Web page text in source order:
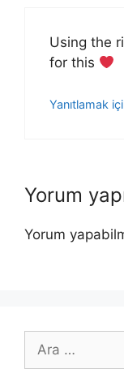
Using the
for this
Yanıtlamak
Yorum
Yorum
ara